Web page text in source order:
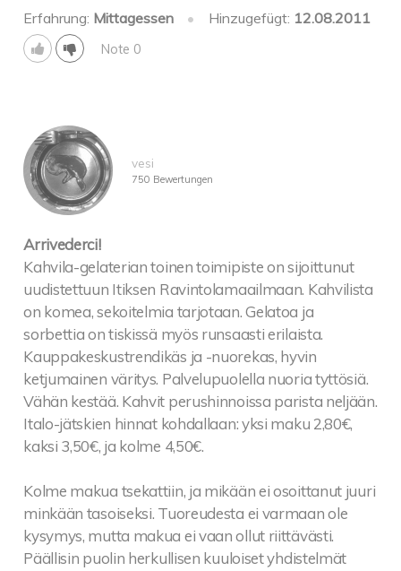
Erfahrung: Mittagessen • Hinzugefügt: 12.08.2011
Note 0
vesi
750 Bewertungen
Arrivederci!
Kahvila-gelaterian toinen toimipiste on sijoittunut
uudistettuun Itiksen Ravintolamaailmaan. Kahvilista
on komea, sekoitelmia tarjotaan. Gelatoa ja
sorbettia on tiskissä myös runsaasti erilaista.
Kauppakeskustrendikäs ja -nuorekas, hyvin
ketjumainen väritys. Palvelupuolella nuoria tyttösiä.
Vähän kestää. Kahvit perushinnoissa parista neljään.
Italo-jätskien hinnat kohdallaan: yksi maku 2,80€,
kaksi 3,50€, ja kolme 4,50€.
Kolme makua tsekattiin, ja mikään ei osoittanut juuri
minkään tasoiseksi. Tuoreudesta ei varmaan ole
kysymys, mutta makua ei vaan ollut riittävästi.
Päällisin puolin herkullisen kuuloiset yhdistelmät